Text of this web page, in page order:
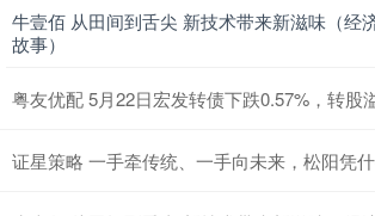
牛壹佰 从田间到舌尖 新技术带来新滋味（经
故事）
粤友优配 5月22日宏发转债下跌0.57%，转股
证星策略 一手牵传统、一手向未来，松阳凭什